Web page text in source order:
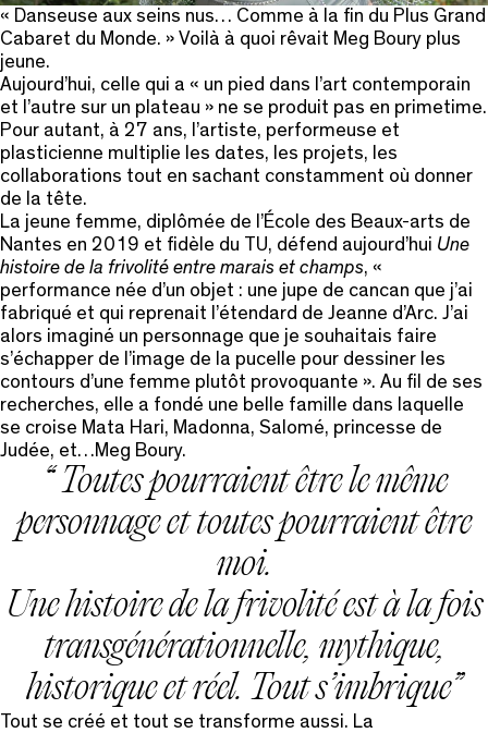
« Danseuse aux seins nus… Comme à la fin du Plus Grand
Cabaret du Monde. » Voilà à quoi rêvait Meg Boury plus
jeune.
Aujourd’hui, celle qui a « un pied dans l’art contemporain
et l’autre sur un plateau » ne se produit pas en primetime.
Pour autant, à 27 ans, l’artiste, performeuse et
plasticienne multiplie les dates, les projets, les
collaborations tout en sachant constamment où donner
de la tête.
La jeune femme, diplômée de l’École des Beaux-arts de
Nantes en 2019 et fidèle du TU, défend aujourd’hui Une
histoire de la frivolité entre marais et champs, «
performance née d’un objet : une jupe de cancan que j’ai
fabriqué et qui reprenait l’étendard de Jeanne d’Arc. J’ai
alors imaginé un personnage que je souhaitais faire
s’échapper de l’image de la pucelle pour dessiner les
contours d’une femme plutôt provoquante ». Au fil de ses
recherches, elle a fondé une belle famille dans laquelle
se croise Mata Hari, Madonna, Salomé, princesse de
Judée, et…Meg Boury.
Toutes pourraient être le même
personnage et toutes pourraient être
moi.
Une histoire de la frivolitéest à la fois
transgénérationnelle, mythique,
historique et réel. Tout s’imbrique
Tout se créé et tout se transforme aussi. La